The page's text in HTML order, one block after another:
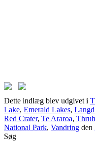
Dette indlæg blev udgivet i
Lake, Emerald Lakes,
Red Crater, Te Araroa,
National Park, Vandring den
Søg